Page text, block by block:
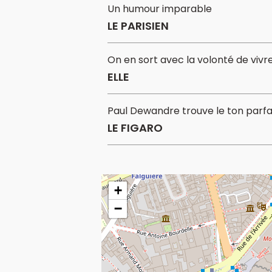
Un humour imparable
LE PARISIEN
On en sort avec la volonté de
ELLE
Paul Dewandre trouve le ton
LE FIGARO
+
−